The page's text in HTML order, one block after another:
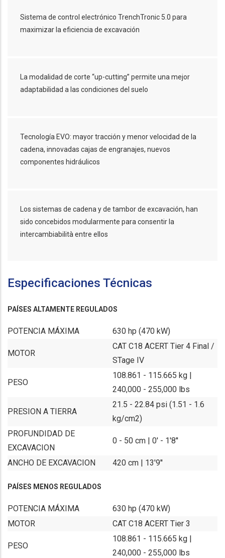
Sistema de control electrónico TrenchTronic 5.0 para
maximizar la eficiencia de excavación
La modalidad de corte “up-cutting” permite una mejor
adaptabilidad a las condiciones del suelo
Tecnología EVO: mayor tracción y menor velocidad de la
cadena, innovadas cajas de engranajes, nuevos
componentes hidráulicos
Los sistemas de cadena y de tambor de excavación, han
sido concebidos modularmente para consentir la
intercambiabilità entre ellos
Especificaciones Técnicas
PAÍSES ALTAMENTE REGULADOS
POTENCIA MÁXIMA 630 hp (470 kW)
MOTOR
CAT C18 ACERT Tier 4 Final /
STage IV
PESO
108.861 - 115.665 kg |
240,000 - 255,000 lbs
PRESION A TIERRA
21.5 - 22.84 psi (1.51 - 1.6
kg/cm2)
PROFUNDIDAD DE
EXCAVACION
0 - 50 cm | 0' - 1'8''
ANCHO DE EXCAVACION 420 cm | 13'9''
PAÍSES MENOS REGULADOS
POTENCIA MÁXIMA
630 hp (470 kW)
MOTOR
CAT C18 ACERT Tier 3
PESO
108.861 - 115.665 kg |
240,000 - 255,000 lbs